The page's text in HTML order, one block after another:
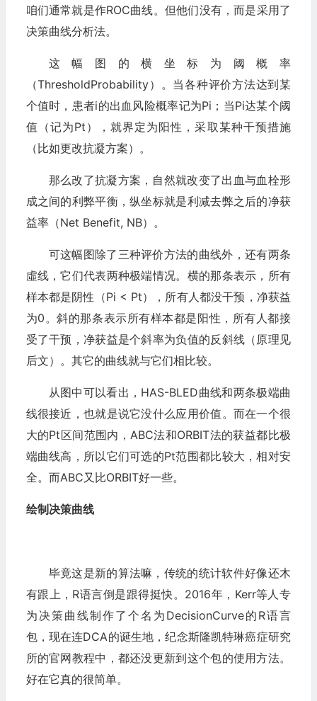
咱们通常就是作ROC曲线。但他们没有，而是采用了
决策曲线分析法。
这幅图的横坐标为阈概率
（ThresholdProbability）。当各种评价方法达到某
个值时，患者i的出血风险概率记为Pi；当Pi达某个阈
值（记为Pt），就界定为阳性，采取某种干预措施
（比如更改抗凝方案）。
那么改了抗凝方案，自然就改变了出血与血栓形
成之间的利弊平衡，纵坐标就是利减去弊之后的净获
益率（Net Benefit, NB）。
可这幅图除了三种评价方法的曲线外，还有两条
虛线，它们代表两种极端情况。横的那条表示，所有
样本都是阴性（Pi < Pt），所有人都没干预，净获益
为0。斜的那条表示所有样本都是阳性，所有人都接
受了干预，净获益是个斜率为负值的反斜线（原理见
后文）。其它的曲线就与它们相比较。
从图中可以看出，HAS-BLED曲线和两条极端曲
线很接近，也就是说它没什么应用价值。而在一个很
大的Pt区间范围内，ABC法和ORBIT法的获益都比极
端曲线高，所以它们可选的Pt范围都比较大，相对安
全。而ABC又比ORBIT好一些。
绘制决策曲线
毕竟这是新的算法嘛，传统的统计软件好像还木
有跟上，R语言倒是跟得挺快。2016年，Kerr等人专
为决策曲线制作了个名为DecisionCurve的R语言
包，现在连DCA的诞生地，纪念斯隆凯特琳癌症研究
所的官网教程中，都还没更新到这个包的使用方法。
好在它真的很简单。